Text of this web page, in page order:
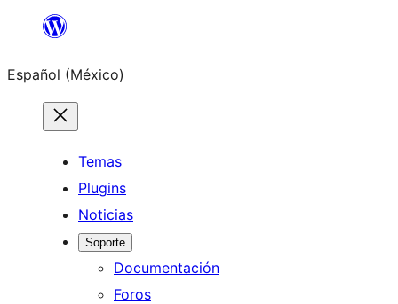
Saltar
contenido
Español (México)
Temas
Plugins
Noticias
Soporte
Documentación
Foros